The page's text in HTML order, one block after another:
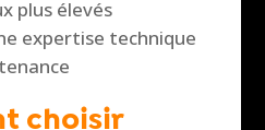
plus élevés
expertise technique
choisir